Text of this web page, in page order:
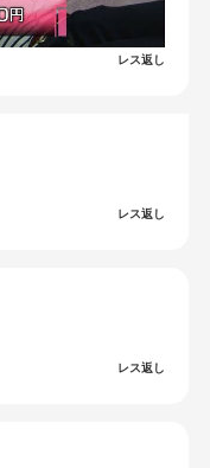
レス返し
レス返し
レス返し